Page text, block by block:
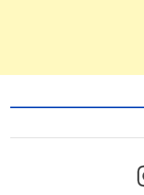
https://www.facebook.com/jstages/